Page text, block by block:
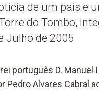
de um país e
do Tombo,
Julho de 2005
português D. Manuel
Pedro Alvares Cabral